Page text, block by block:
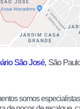
São José,São
somos